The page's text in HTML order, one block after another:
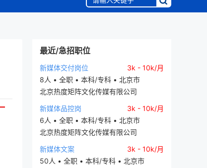
最近/急招职位
新媒体交付岗位
3k - 10k/月
8人 • 全职 • 本科/专科 • 北京市
北京热度矩阵文化传媒有限公司
新媒体品控岗
3k - 10k/月
6人 • 全职 • 本科/专科 • 北京市
北京热度矩阵文化传媒有限公司
新媒体文案
3k - 10k/月
50人 • 全职 • 本科/专科 • 北京市